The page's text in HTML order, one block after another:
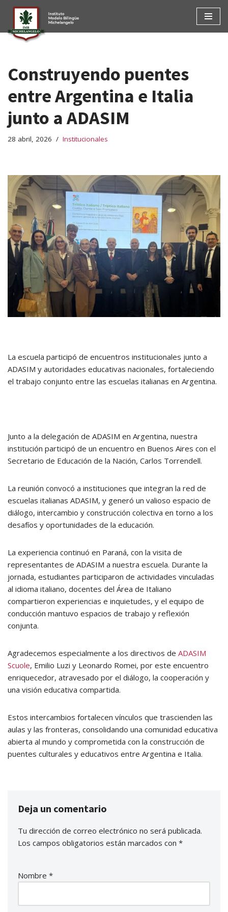
Ir
Construyendo puentes
entre Argentina e Italia
junto a ADASIM
28 abril, 2026 Institucionales
La escuela participó de encuentros institucionales junto a
ADASIM y autoridades educativas nacionales, fortaleciendo
el trabajo conjunto entre las escuelas italianas en Argentina.
Junto a la delegación de ADASIM en Argentina, nuestra
institución participó de un encuentro en Buenos Aires con el
Secretario de Educación de la Nación, Carlos Torrendell.
La reunión convocó a instituciones que integran la red de
escuelas italianas ADASIM, y generó un valioso espacio de
diálogo, intercambio y construcción colectiva en torno a los
desafíos y oportunidades de la educación.
La experiencia continuó en Paraná, con la visita de
representantes de ADASIM a nuestra escuela. Durante la
jornada, estudiantes participaron de actividades vinculadas
al idioma italiano, docentes del Área de Italiano
compartieron experiencias e inquietudes, y el equipo de
conducción mantuvo espacios de trabajo y reflexión
conjunta.
Agradecemos especialmente a los directivos de ADASIM
Scuole, Emilio Luzi y Leonardo Romei, por este encuentro
enriquecedor, atravesado por el diálogo, la cooperación y
una visión educativa compartida.
Estos intercambios fortalecen vínculos que trascienden las
aulas y las fronteras, consolidando una comunidad educativa
abierta al mundo y comprometida con la construcción de
puentes culturales y educativos entre Argentina e Italia.
Deja un comentario
Tu dirección de correo electrónico no será publicada.
Los campos obligatorios están marcados con *
Nombre *